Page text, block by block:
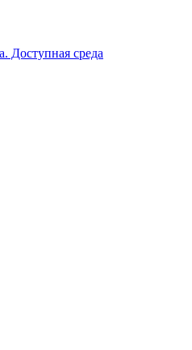
Доступная среда